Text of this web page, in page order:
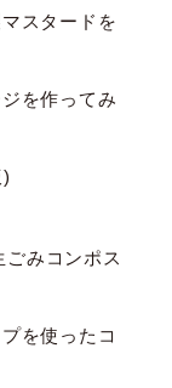
スタードを
を作ってみ
みコンポス
を使ったコ